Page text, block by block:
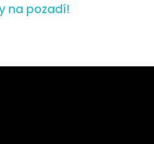
na pozadí!